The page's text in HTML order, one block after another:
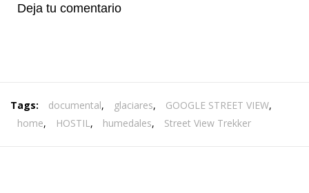
Deja tu comentario
Tags: documental, glaciares, GOOGLE STREET VIEW,
home, HOSTIL, humedales, Street View Trekker